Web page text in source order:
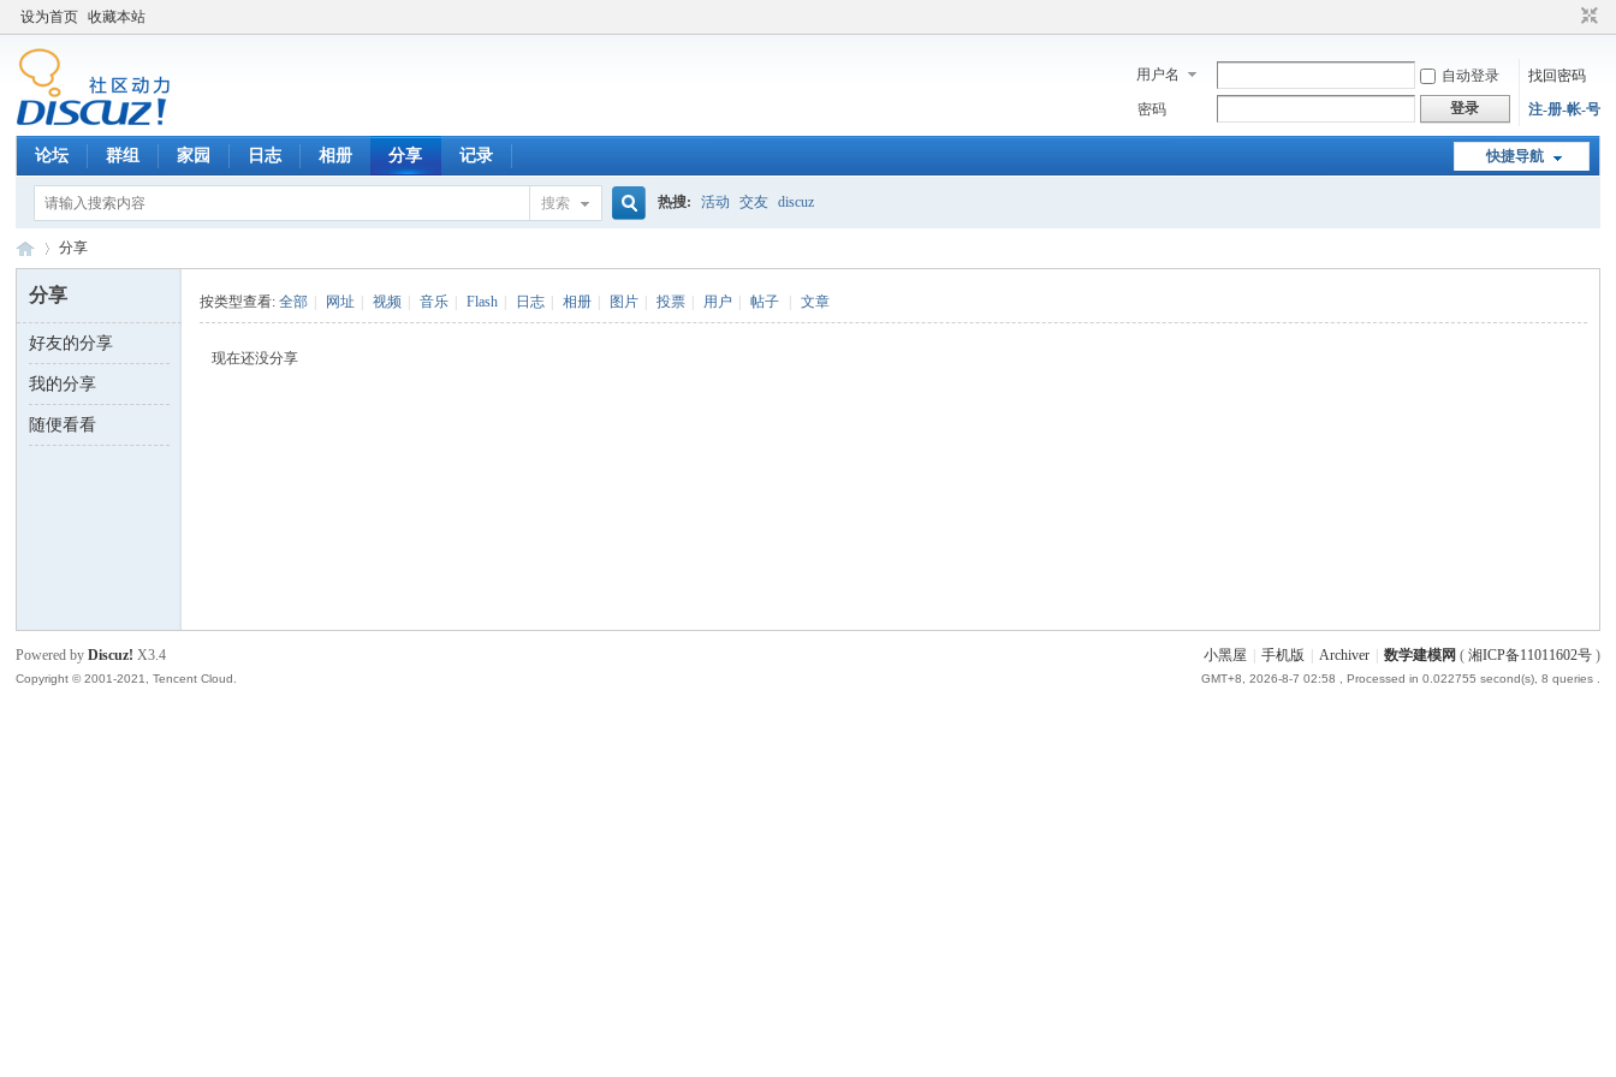
设为首页 收藏本站
用户名 自动登录
找回密码
密码
登录 注-册-帐-号
快捷导航
论坛 群组 家园 日志 相册 分享 记录
搜索 热搜: 活动 交友 discuz
数 ›
分享
分享
好友的分享
我的分享
随便看看
按类型查看:全部 网址 视频 音乐 Flash 日志 相册 图片 投票 用户 帖子 文章
现在还没分享
小黑屋 手机版 Archiver 数学建模网 ( 湘ICP备11011602号)
GMT+8, 2026-8-7 02:58 , Processed in 0.022755 second(s), 8 queries .
Powered byDiscuz! X3.4
Copyright © 2001-2021, Tencent Cloud.